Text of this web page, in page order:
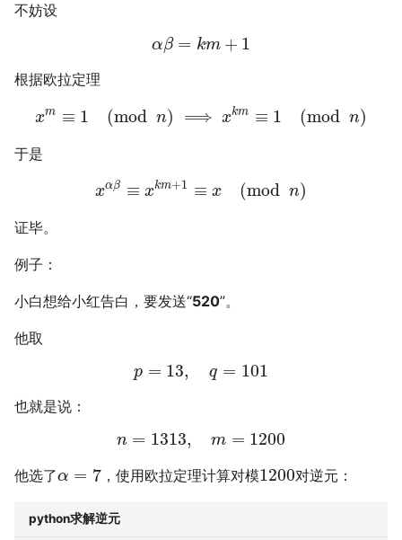
不妨设
αβ = km + 1
根据欧拉定理
xm ≡ 1 (mod n) ⟹ xkm ≡ 1 (mod n)
于是
xαβ ≡ xkm+1 ≡ x (mod n)
证毕。
例子：
小白想给小红告白，要发送“520”。
他取
p = 13, q = 101
也就是说：
n = 1313, m = 1200
他选了α = 7，使用欧拉定理计算对模1200对逆元：
python求解逆元